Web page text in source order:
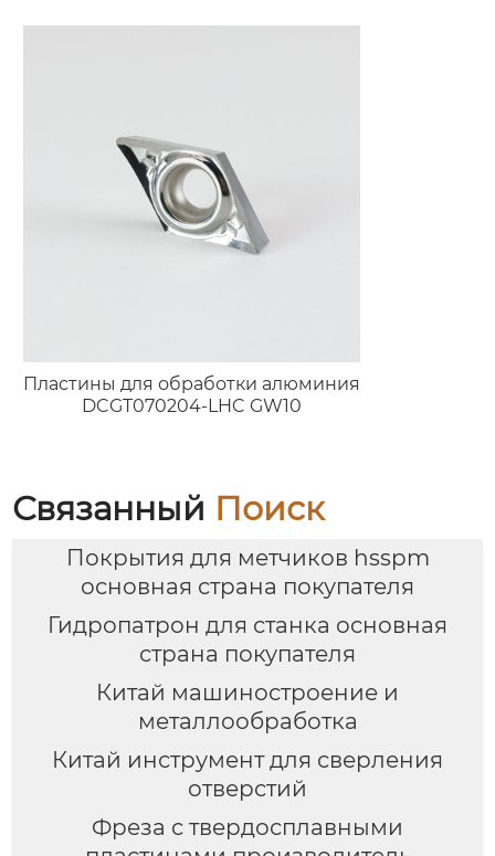
Пластины для обработки алюминия
DCGT070204-LHC GW10
Связанный Поиск
Покрытия для метчиков hsspm
основная страна покупателя
Гидропатрон для станка основная
страна покупателя
Китай машиностроение и
металлообработка
Китай инструмент для сверления
отверстий
Фреза с твердосплавными